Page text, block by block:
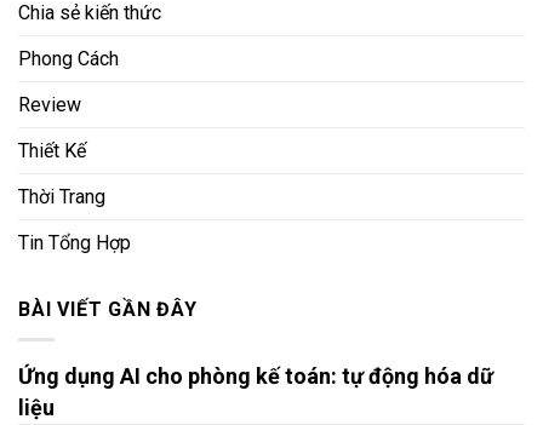
Chia sẻ kiến thức
Phong Cách
Review
Thiết Kế
Thời Trang
Tin Tổng Hợp
BÀI VIẾT GẦN ĐÂY
Ứng dụng AI cho phòng kế toán: tự động hóa dữ
liệu